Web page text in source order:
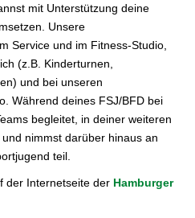
mit Unterstützung deine
Unsere
Service und im Fitness-Studio,
(z.B. Kinderturnen,
und bei unseren
Während deines FSJ/BFD bei
begleitet, in deiner weiteren
nimmst darüber hinaus an
teil.
der Internetseite der Hamburger